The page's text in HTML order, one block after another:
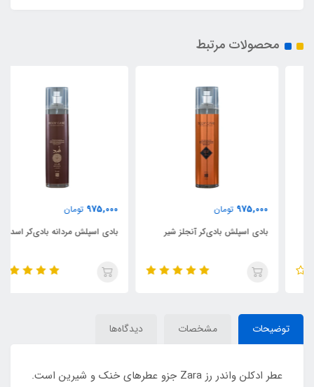
محصولات مرتبط
975,000 تومان
بادی اسپلش بادی‌کر آنجلز شیر
975,000 تومان
بادی اسپلش مردانه بادی‌کر اسد
توضیحات مشخصات دیدگاه‌ها
عطر ادکلن واندر رز Zara جزو عطرهای خنک و شیرین است.